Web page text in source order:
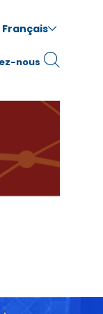
Français
nous